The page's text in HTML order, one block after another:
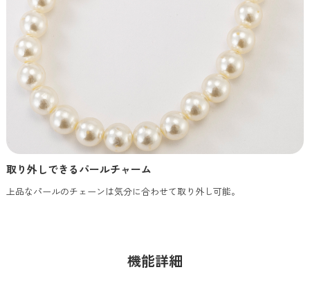
取り外しできるパールチャーム
上品なパールのチェーンは気分に合わせて取り外し可能。
機能詳細